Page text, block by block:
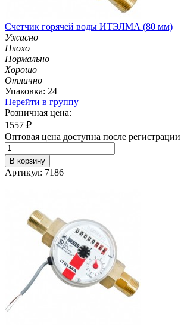
Счетчик горячей воды ИТЭЛМА (80 мм)
Ужасно
Плохо
Нормально
Хорошо
Отлично
Упаковка: 24
Перейти в группу
Розничная цена:
1557 ₽
Оптовая цена доступна после регистрации
В корзину
Артикул: 7186